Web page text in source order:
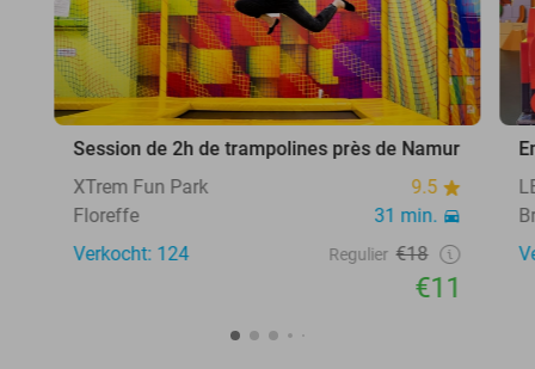
Session de 2h de trampolines près de Namur
XTrem Fun Park
9.5
Floreffe
31 min.
Verkocht: 124
Regulier €18
€11